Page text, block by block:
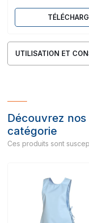
UTILISATION ET
Découvrez
catégorie
Ces produits sont